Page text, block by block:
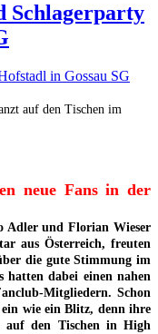
Schlagerparty
auf den Tischen im
neue Fans in der
Adler und Florian Wieser
aus Österreich, freuten
die gute Stimmung im
hatten dabei einen nahen
Mitgliedern. Schon
wie ein Blitz, denn ihre
auf den Tischen in High